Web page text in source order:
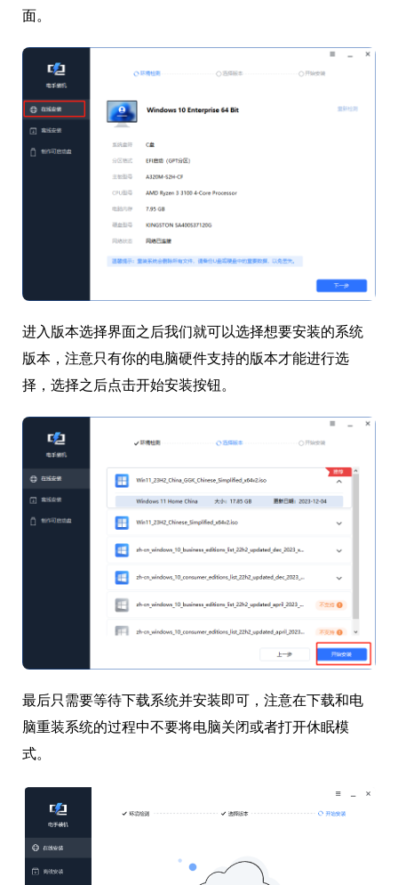
面。
进入版本选择界面之后我们就可以选择想要安装的系统
版本，注意只有你的电脑硬件支持的版本才能进行选
择，选择之后点击开始安装按钮。
最后只需要等待下载系统并安装即可，注意在下载和电
脑重装系统的过程中不要将电脑关闭或者打开休眠模
式。